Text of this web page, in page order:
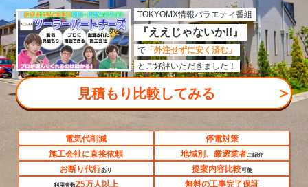
TOKYOMX情報バラエティ番組
『ええじゃないか!!』
で 「外注せずに安く済む」
とご好評いただきました！
見積もり比較してみる ＞
電気代削減
停電対策
施工会社に直接依頼
地域別、厳選業者ご紹介
お断り代行あり 提案内容比較可能
利用者数25万人以上 無料の工事完了保証